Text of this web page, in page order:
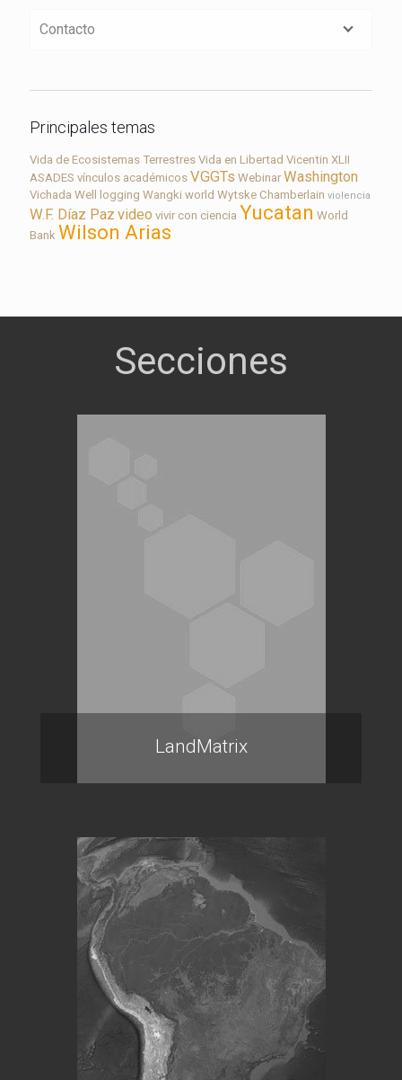
Contacto
Principales temas
Vida de Ecosistemas Terrestres Vida en Libertad Vicentin XLII
ASADES vínculos académicos VGGTs Webinar Washington
Vichada Well logging Wangki world Wytske Chamberlain violencia
W.F. Díaz Paz video vivir con ciencia Yucatan World
Bank Wilson Arias
LandMatrix